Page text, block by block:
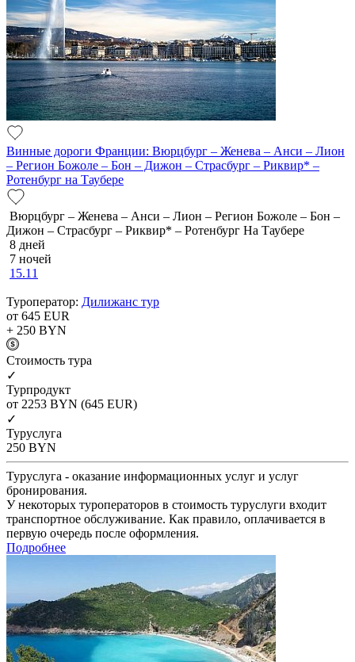
Винные дороги Франции: Вюрцбург – Женева – Анси – Лион
– Регион Божоле – Бон – Дижон – Страсбург – Риквир* –
Ротенбург на Таубере
Вюрцбург – Женева – Анси – Лион – Регион Божоле – Бон –
Дижон – Страсбург – Риквир* – Ротенбург На Таубере
8 дней
7 ночей
15.11
Туроператор: Дилижанс тур
от 645 EUR
+ 250 BYN
Cтоимость тура
✓
Турпродукт
от 2253 BYN (645 EUR)
✓
Туруслуга
250 BYN
Туруслуга - оказание информационных услуг и услуг
бронирования.
У некоторых туроператоров в стоимость туруслуги входит
транспортное обслуживание. Как правило, оплачивается в
первую очередь после оформления.
Подробнее